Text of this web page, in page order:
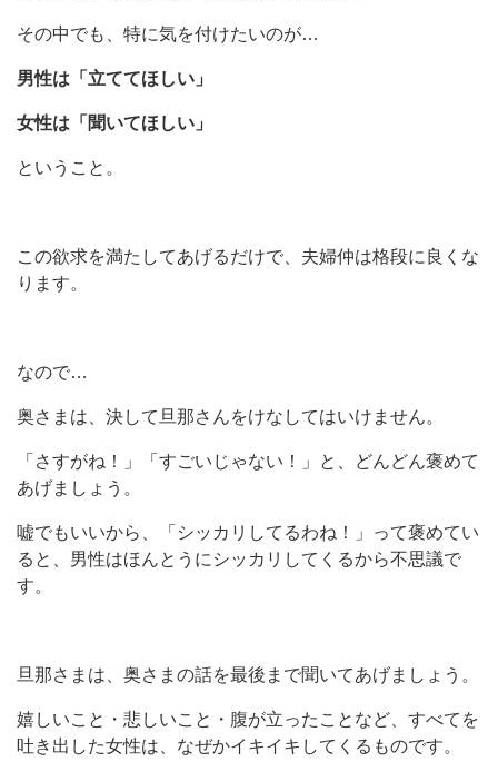
その中でも、特に気を付けたいのが…
男性は「立ててほしい」
女性は「聞いてほしい」
ということ。
この欲求を満たしてあげるだけで、夫婦仲は格段に良くな
ります。
なので…
奥さまは、決して旦那さんをけなしてはいけません。
「さすがね！」「すごいじゃない！」と、どんどん褒めて
あげましょう。
嘘でもいいから、「シッカリしてるわね！」って褒めてい
ると、男性はほんとうにシッカリしてくるから不思議で
す。
旦那さまは、奥さまの話を最後まで聞いてあげましょう。
嬉しいこと・悲しいこと・腹が立ったことなど、すべてを
吐き出した女性は、なぜかイキイキしてくるものです。